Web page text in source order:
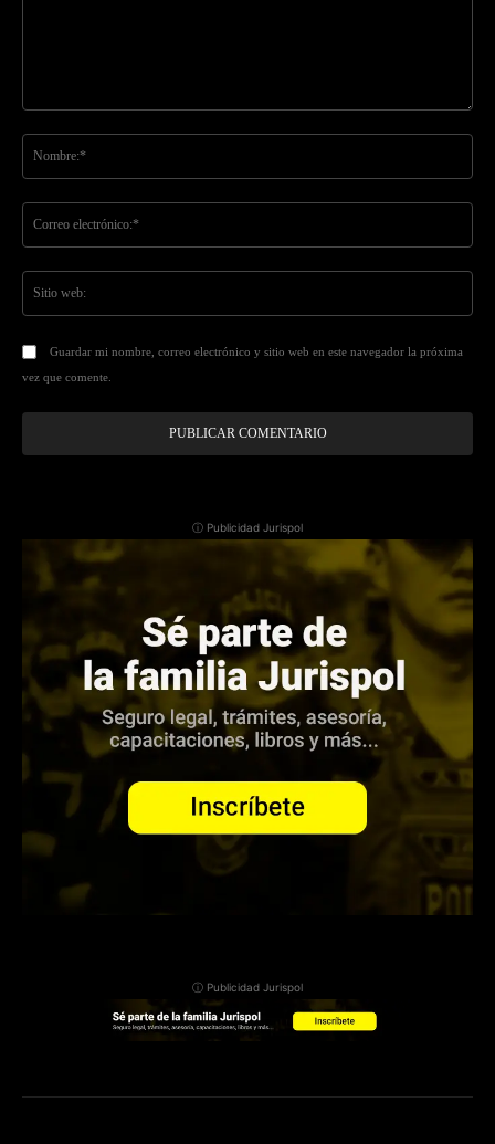
Guardar mi nombre, correo electrónico y sitio web en este navegador la próxima
vez que comente.
ⓘ Publicidad Jurispol
ⓘ Publicidad Jurispol